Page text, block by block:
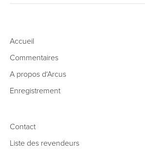
Accueil
Commentaires
A propos d‘Arcus
Enregistrement
Contact
Liste des revendeurs